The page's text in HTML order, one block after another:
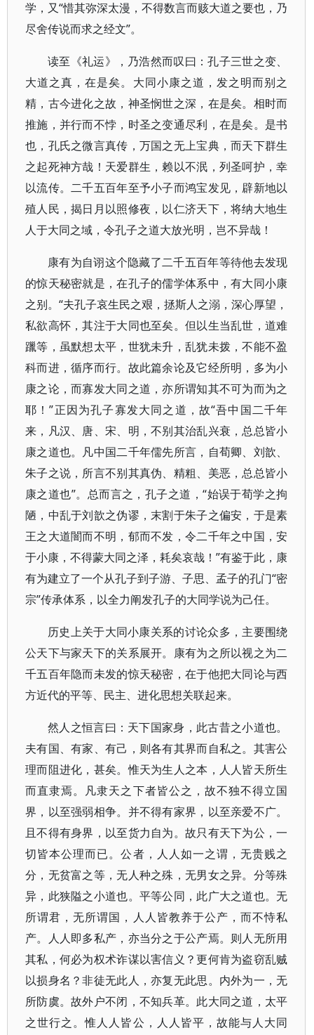
学，又“惜其弥深太漫，不得数言而赅大道之要也，乃
尽舍传说而求之经文”。
读至《礼运》，乃浩然而叹曰：孔子三世之变、
大道之真，在是矣。大同小康之道，发之明而别之
精，古今进化之故，神圣悯世之深，在是矣。相时而
推施，并行而不悖，时圣之变通尽利，在是矣。是书
也，孔氏之微言真传，万国之无上宝典，而天下群生
之起死神方哉！天爱群生，赖以不泯，列圣呵护，幸
以流传。二千五百年至予小子而鸿宝发见，辟新地以
殖人民，揭日月以照修夜，以仁济天下，将纳大地生
人于大同之域，令孔子之道大放光明，岂不异哉！
康有为自诩这个隐藏了二千五百年等待他去发现
的惊天秘密就是，在孔子的儒学体系中，有大同小康
之别。“夫孔子哀生民之艰，拯斯人之溺，深心厚望，
私欲高怀，其注于大同也至矣。但以生当乱世，道难
躐等，虽默想太平，世犹未升，乱犹未拨，不能不盈
科而进，循序而行。故此篇余论及它经所明，多为小
康之论，而寡发大同之道，亦所谓知其不可为而为之
耶！”正因为孔子寡发大同之道，故“吾中国二千年
来，凡汉、唐、宋、明，不别其治乱兴衰，总总皆小
康之道也。凡中国二千年儒先所言，自荀卿、刘歆、
朱子之说，所言不别其真伪、精粗、美恶，总总皆小
康之道也”。总而言之，孔子之道，“始误于荀学之拘
陋，中乱于刘歆之伪谬，末割于朱子之偏安，于是素
王之大道闇而不明，郁而不发，令二千年之中国，安
于小康，不得蒙大同之泽，耗矣哀哉！”有鉴于此，康
有为建立了一个从孔子到子游、子思、孟子的孔门“密
宗”传承体系，以全力阐发孔子的大同学说为己任。
历史上关于大同小康关系的讨论众多，主要围绕
公天下与家天下的关系展开。康有为之所以视之为二
千五百年隐而未发的惊天秘密，在于他把大同论与西
方近代的平等、民主、进化思想关联起来。
然人之恒言曰：天下国家身，此古昔之小道也。
夫有国、有家、有己，则各有其界而自私之。其害公
理而阻进化，甚矣。惟天为生人之本，人人皆天所生
而直隶焉。凡隶天之下者皆公之，故不独不得立国
界，以至强弱相争。并不得有家界，以至亲爱不广。
且不得有身界，以至货力自为。故只有天下为公，一
切皆本公理而已。公者，人人如一之谓，无贵贱之
分，无贫富之等，无人种之殊，无男女之异。分等殊
异，此狭隘之小道也。平等公同，此广大之道也。无
所谓君，无所谓国，人人皆教养于公产，而不恃私
产。人人即多私产，亦当分之于公产焉。则人无所用
其私，何必为权术诈谋以害信义？更何肯为盗窃乱贼
以损身名？非徒无此人，亦复无此思。内外为一，无
所防虞。故外户不闭，不知兵革。此大同之道，太平
之世行之。惟人人皆公，人人皆平，故能与人大同